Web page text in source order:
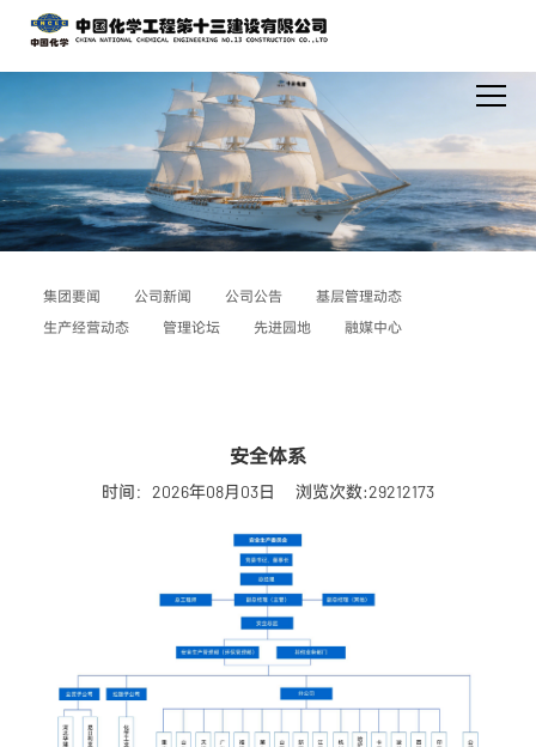
集团要闻 公司新闻 公司公告
基层管理动态
生产经营动态
管理论坛 先进园地 融媒中心
安全体系
时间：2026年08月03日 浏览次数:29212173